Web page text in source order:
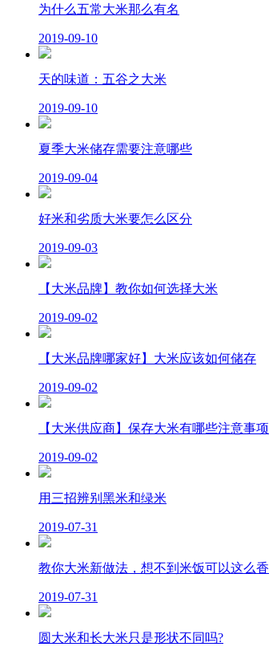
为什么五常大米那么有名
2019-09-10
天的味道：五谷之大米
2019-09-10
夏季大米储存需要注意哪些
2019-09-04
好米和劣质大米要怎么区分
2019-09-03
【大米品牌】教你如何选择大米
2019-09-02
【大米品牌哪家好】大米应该如何储存
2019-09-02
【大米供应商】保存大米有哪些注意事项
2019-09-02
用三招辨别黑米和绿米
2019-07-31
教你大米新做法，想不到米饭可以这么香
2019-07-31
圆大米和长大米只是形状不同吗?